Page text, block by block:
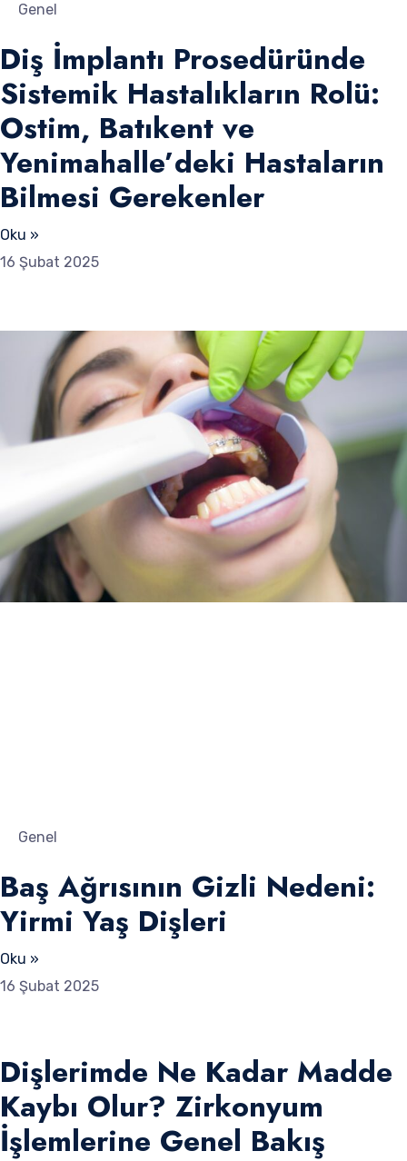
Genel
Diş İmplantı Prosedüründe
Sistemik Hastalıkların Rolü:
Ostim, Batıkent ve
Yenimahalle’deki Hastaların
Bilmesi Gerekenler
Oku »
16 Şubat 2025
Genel
Baş Ağrısının Gizli Nedeni:
Yirmi Yaş Dişleri
Oku »
16 Şubat 2025
Dişlerimde Ne Kadar Madde
Kaybı Olur? Zirkonyum
İşlemlerine Genel Bakış